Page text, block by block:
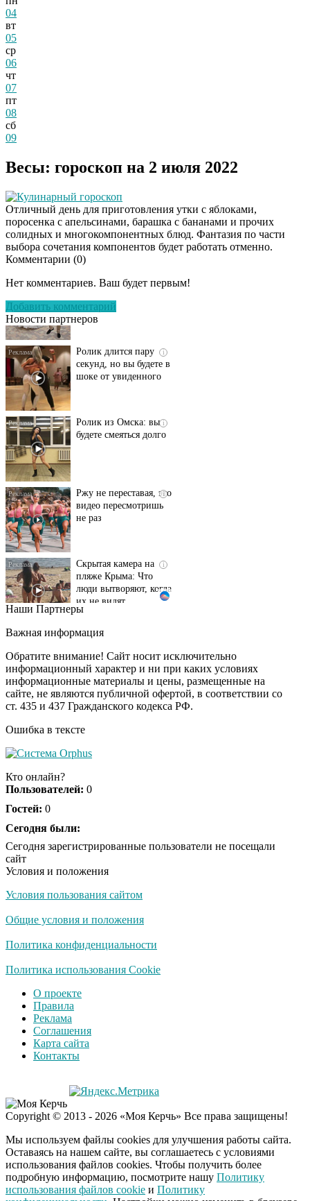
04
вт
05
ср
06
чт
07
пт
08
сб
09
Весы: гороскоп на 2 июля 2022
Кулинарный гороскоп
Отличный день для приготовления утки с яблоками,
поросенка с апельсинами, барашка с бананами и прочих
солидных и многокомпонентных блюд. Фантазия по части
выбора сочетания компонентов будет работать отменно.
Комментарии (0)
Нет комментариев. Ваш будет первым!
Добавить комментарий
Новости партнеров
Этот танец невесты
оставит вас без слов!
Пересмотрела 10 раз
секунд, но вы будете в
шоке от увиденного
будете смеяться долго
видео пересмотришь
не раз
пляже Крыма: Что
люди вытворяют, когда
их не видят...
несколько секунд, а
долго
Королева вагона
отожгла! Видео не
оставит равнодушным
Экс-бойфренд дочери
из-за макарон
Забывший о
патриотизме
сына выступать за
Наши Партнеры
Важная информация
Обратите внимание! Сайт носит исключительно
информационный характер и ни при каких условиях
информационные материалы и цены, размещенные на
сайте, не являются публичной офертой, в соответствии со
ст. 435 и 437 Гражданского кодекса РФ.
Ошибка в тексте
Кто онлайн?
Пользователей: 0
Гостей: 0
Сегодня были:
Сегодня зарегистрированные пользователи не посещали
сайт
Условия и положения
Условия пользования сайтом
Общие условия и положения
Политика конфиденциальности
Политика использования Cookie
О проекте
Правила
Реклама
Соглашения
Карта сайта
Контакты
Copyright © 2013 - 2026 «Моя Керчь» Все права защищены!
Мы используем файлы cookies для улучшения работы сайта.
Оставаясь на нашем сайте, вы соглашаетесь с условиями
использования файлов cookies. Чтобы получить более
подробную информацию, посмотрите нашу Политику
использования файлов cookie и Политику